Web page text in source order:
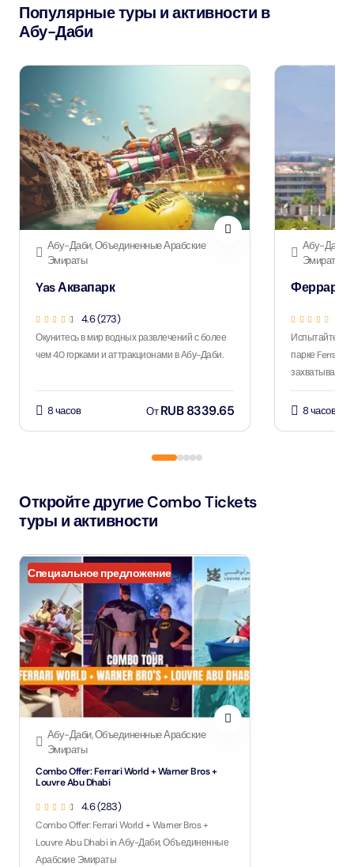
Популярные туры и активности в
Абу-Даби
Абу-Даби, Объединенные Арабские
Эмираты
Yas Аквапарк
4.6 (273)
Окунитесь в мир водных развлечений с более
чем 40 горками и аттракционами в Абу-Даби.
8 часов ОтRUB 8339.65
Абу-Даби,
Эмираты
Феррари
Испытайте
парке Ferrari с
8 часов
Откройте другие Combo Tickets
туры и активности
Специальное предложение
Абу-Даби, Объединенные Арабские
Эмираты
Combo Offer: Ferrari World + Warner Bros +
Louvre Abu Dhabi
4.6 (283)
Combo Offer: Ferrari World + Warner Bros +
Louvre Abu Dhabi in Абу-Даби, Объединенные
Арабские Эмираты